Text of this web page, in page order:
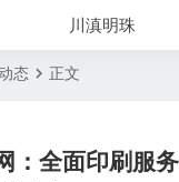
川滇明珠
态 正文
：全面印刷服